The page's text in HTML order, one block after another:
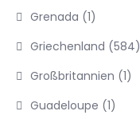
Grenada (1)
Griechenland (584)
Großbritannien (1)
Guadeloupe (1)